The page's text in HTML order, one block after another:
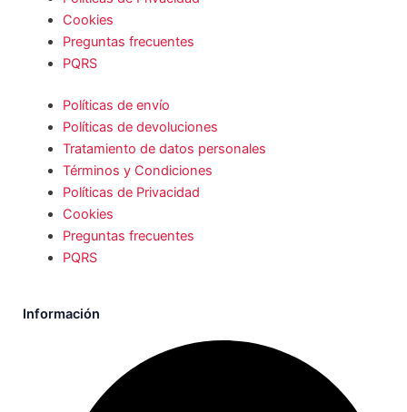
Cookies
Preguntas frecuentes
PQRS
Políticas de envío
Políticas de devoluciones
Tratamiento de datos personales
Términos y Condiciones
Políticas de Privacidad
Cookies
Preguntas frecuentes
PQRS
Información